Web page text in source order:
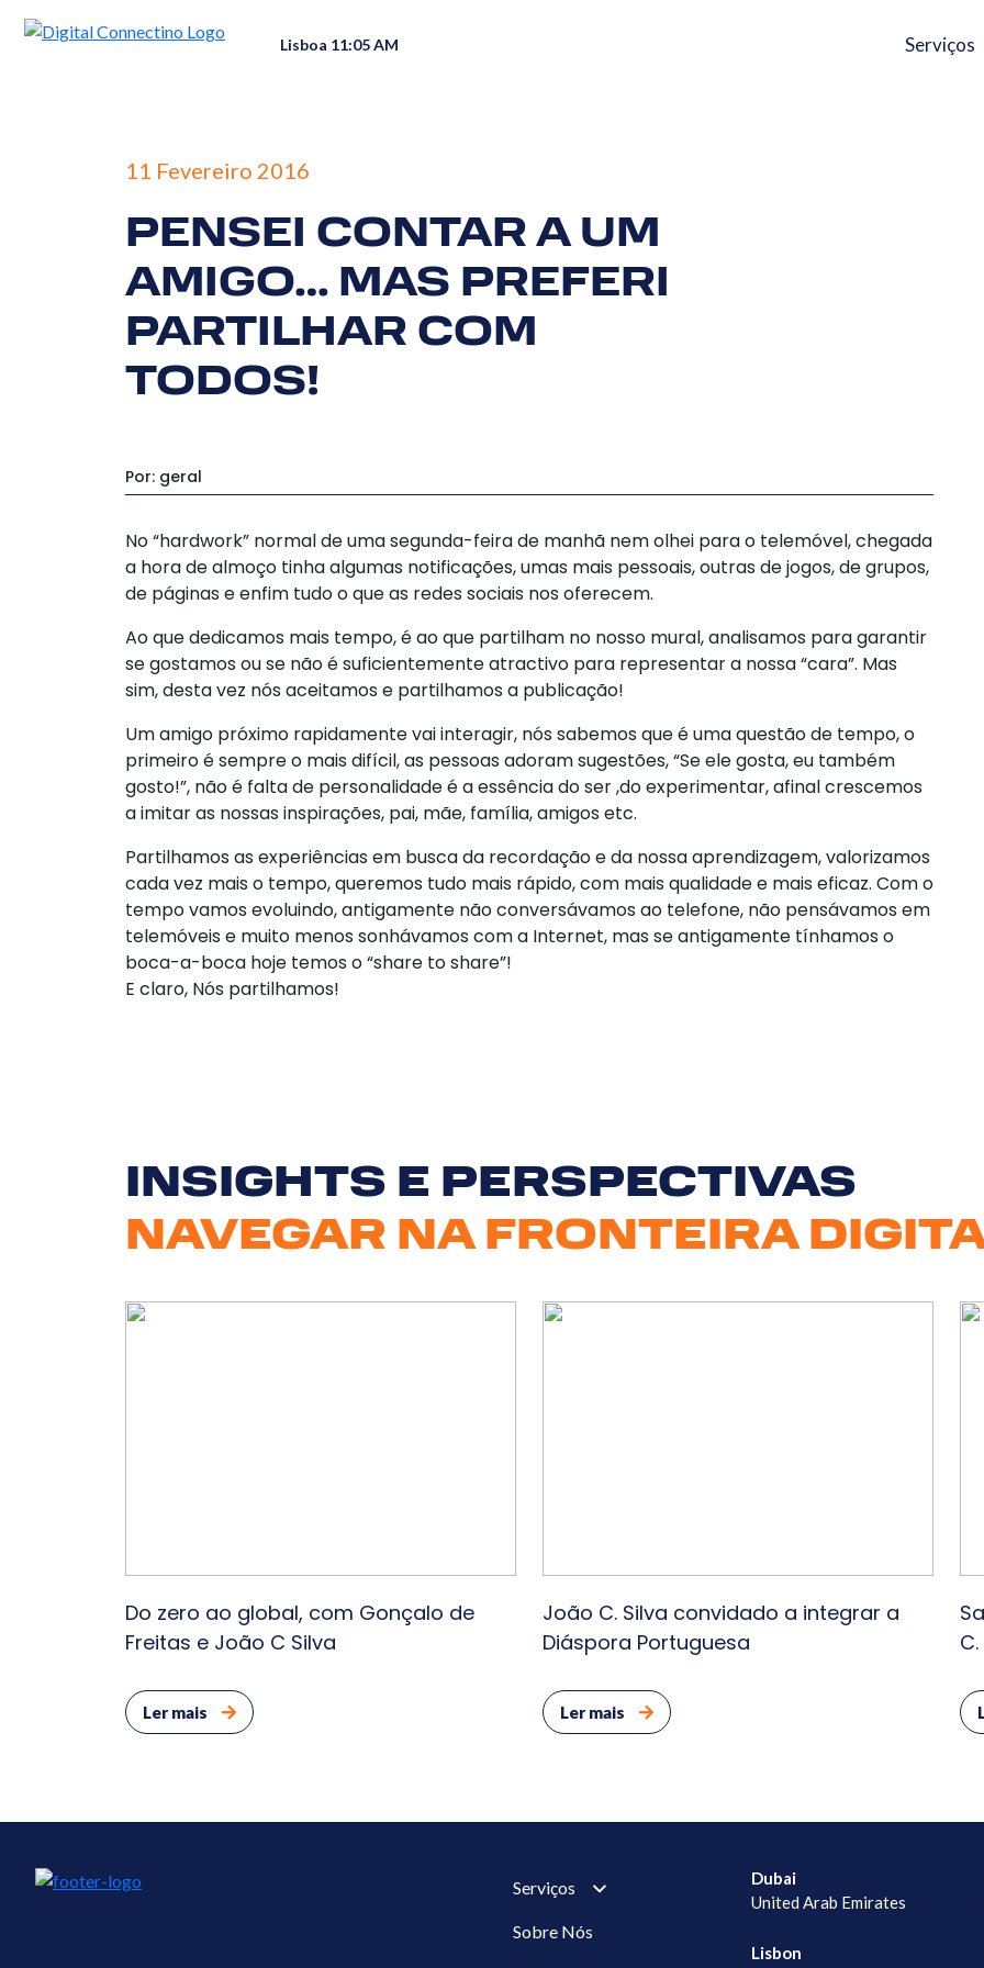
Lisboa 11:05 AM Serviços
11 Fevereiro 2016
PENSEI CONTAR A UM
AMIGO… MAS PREFERI
PARTILHAR COM
TODOS!
Por: geral
No “hardwork” normal de uma segunda-feira de manhã nem olhei para o telemóvel, chegada
a hora de almoço tinha algumas notificações, umas mais pessoais, outras de jogos, de grupos,
de páginas e enfim tudo o que as redes sociais nos oferecem.
Ao que dedicamos mais tempo, é ao que partilham no nosso mural, analisamos para garantir
se gostamos ou se não é suficientemente atractivo para representar a nossa “cara”. Mas
sim, desta vez nós aceitamos e partilhamos a publicação!
Um amigo próximo rapidamente vai interagir, nós sabemos que é uma questão de tempo, o
primeiro é sempre o mais difícil, as pessoas adoram sugestões, “Se ele gosta, eu também
gosto!”, não é falta de personalidade é a essência do ser ,do experimentar, afinal crescemos
a imitar as nossas inspirações, pai, mãe, família, amigos etc.
Partilhamos as experiências em busca da recordação e da nossa aprendizagem, valorizamos
cada vez mais o tempo, queremos tudo mais rápido, com mais qualidade e mais eficaz. Com o
tempo vamos evoluindo, antigamente não conversávamos ao telefone, não pensávamos em
telemóveis e muito menos sonhávamos com a Internet, mas se antigamente tínhamos o
boca-a-boca hoje temos o “share to share”!
E claro, Nós partilhamos!
INSIGHTS E PERSPECTIVAS
NAVEGAR NA FRONTEIRA
Do zero ao global, com Gonçalo de
Freitas e João C Silva
Ler mais
João C. Silva convidado a integrar a
Diáspora Portuguesa
Ler mais
Serviços
Sobre Nós
Dubai
United Arab Emirates
Lisbon